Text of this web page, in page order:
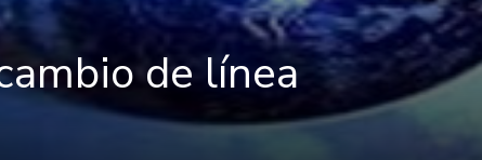
de línea